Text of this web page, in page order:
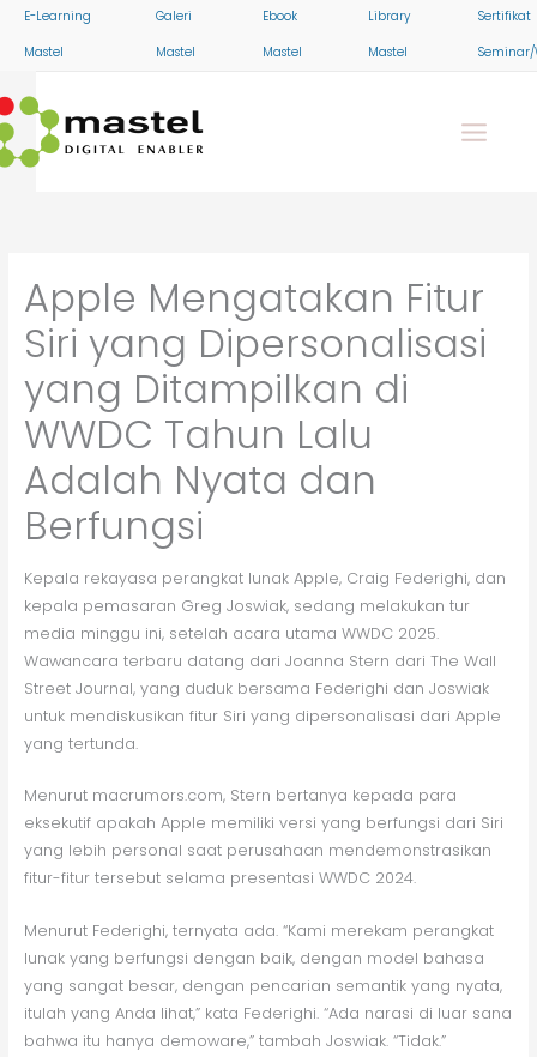
SkipE-Learning
Mastel
Galeri
Mastel
Ebook
Mastel
Library
Mastel
Sertifikat
Apple Mengatakan Fitur
Siri yang Dipersonalisasi
yang Ditampilkan di
WWDC Tahun Lalu
Adalah Nyata dan
Berfungsi
Kepala rekayasa perangkat lunak Apple, Craig Federighi, dan
kepala pemasaran Greg Joswiak, sedang melakukan tur
media minggu ini, setelah acara utama WWDC 2025.
Wawancara terbaru datang dari Joanna Stern dari The Wall
Street Journal, yang duduk bersama Federighi dan Joswiak
untuk mendiskusikan fitur Siri yang dipersonalisasi dari Apple
yang tertunda.
Menurut macrumors.com, Stern bertanya kepada para
eksekutif apakah Apple memiliki versi yang berfungsi dari Siri
yang lebih personal saat perusahaan mendemonstrasikan
fitur-fitur tersebut selama presentasi WWDC 2024.
Menurut Federighi, ternyata ada. “Kami merekam perangkat
lunak yang berfungsi dengan baik, dengan model bahasa
yang sangat besar, dengan pencarian semantik yang nyata,
itulah yang Anda lihat,” kata Federighi. “Ada narasi di luar sana
bahwa itu hanya demoware,” tambah Joswiak. “Tidak.”